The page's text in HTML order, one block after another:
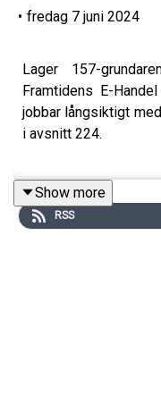
• fredag 7 juni 2024
Lager 157-
Framtidens E-
jobbar långsiktigt
i avsnitt 224.
02:15 - Hur är det att
i 25 år?
Show more
RSS